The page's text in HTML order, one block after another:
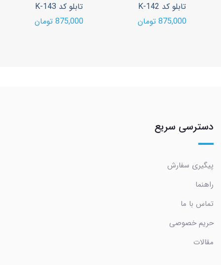
تابلو کد K-142
875,000 تومان
تابلو کد K-143
875,000 تومان
دسترسی سریع
پیگیری سفارش
راهنما
تماس با ما
حریم خصوصی
مقالات